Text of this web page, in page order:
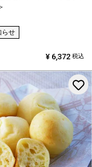
らせ
¥ 6,372 税込
に登録する